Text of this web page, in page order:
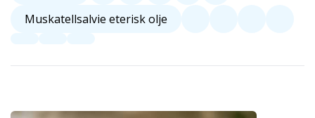
Muskatellsalvie eterisk olje